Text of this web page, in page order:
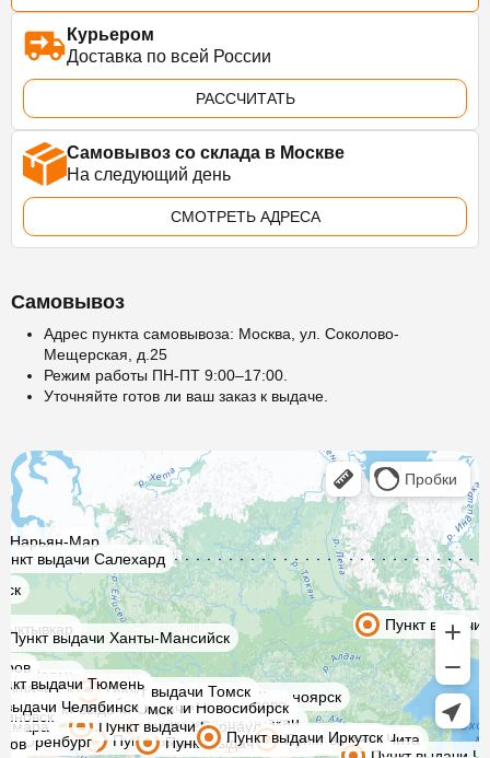
Курьером
Доставка по всей России
РАССЧИТАТЬ
Самовывоз со склада в Москве
На следующий день
СМОТРЕТЬ АДРЕСА
Самовывоз
Адрес пункта самовывоза: Москва, ул. Соколово-
Мещерская, д.25
Режим работы ПН-ПТ 9:00–17:00.
Уточняйте готов ли ваш заказ к выдаче.